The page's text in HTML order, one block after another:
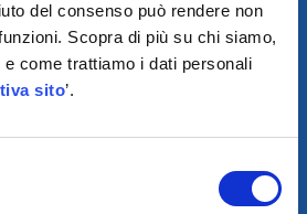
del consenso può rendere non
Scopra di più su chi siamo,
come trattiamo i dati personali
sito’.